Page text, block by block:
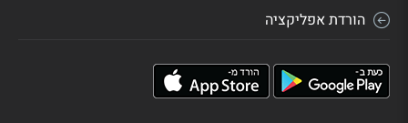
הורדת אפליקציה